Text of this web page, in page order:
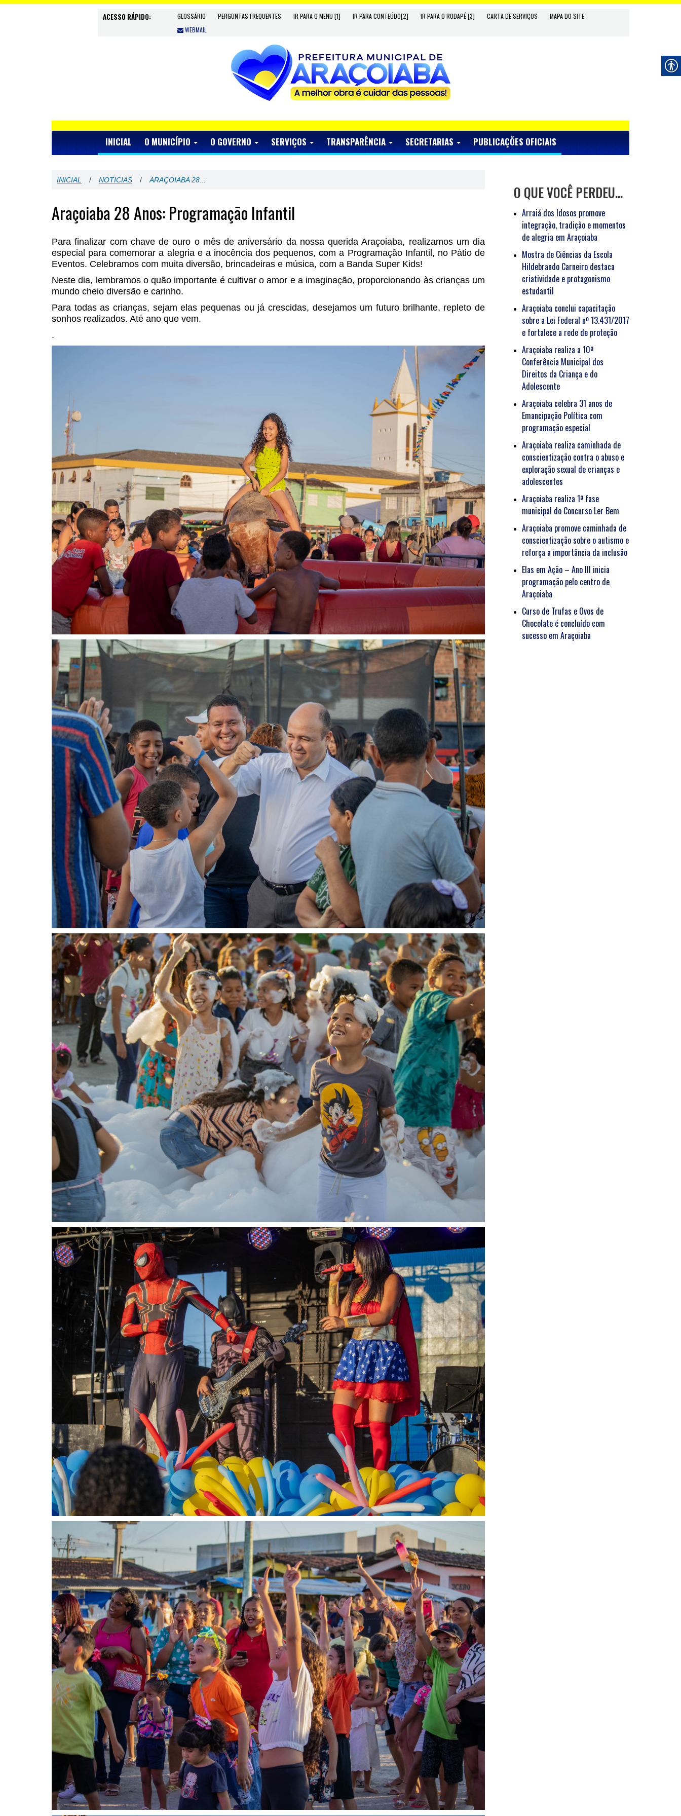
ACESSO RÁPIDO: GLOSSÁRIO PERGUNTAS FREQUENTES IR PARA O MENU [1] IR PARA CONTEÚDO[2] IR PARA O RODAPÉ [3] CARTA DE SERVIÇOS
MAPA DO SITE
WEBMAIL
INICIAL O MUNICÍPIO O GOVERNO SERVIÇOS TRANSPARÊNCIA SECRETARIAS PUBLICAÇÕES OFICIAIS
INICIAL / NOTICIAS / ARAÇOIABA 28...
Araçoiaba 28 Anos: Programação Infantil
Para finalizar com chave de ouro o mês de aniversário da nossa querida Araçoiaba, realizamos um dia
especial para comemorar a alegria e a inocência dos pequenos, com a Programação Infantil, no Pátio de
Eventos. Celebramos com muita diversão, brincadeiras e música, com a Banda Super Kids!
Neste dia, lembramos o quão importante é cultivar o amor e a imaginação, proporcionando às crianças um
mundo cheio diversão e carinho.
Para todas as crianças, sejam elas pequenas ou já crescidas, desejamos um futuro brilhante, repleto de
sonhos realizados. Até ano que vem.
.
O QUE VOCÊ PERDEU…
Arraiá dos Idosos promove
integração, tradição e momentos
de alegria em Araçoiaba
Mostra de Ciências da Escola
Hildebrando Carneiro destaca
criatividade e protagonismo
estudantil
Araçoiaba conclui capacitação
sobre a Lei Federal nº 13.431/2017
e fortalece a rede de proteção
Araçoiaba realiza a 10ª
Conferência Municipal dos
Direitos da Criança e do
Adolescente
Araçoiaba celebra 31 anos de
Emancipação Política com
programação especial
Araçoiaba realiza caminhada de
conscientização contra o abuso e
exploração sexual de crianças e
adolescentes
Araçoiaba realiza 1ª fase
municipal do Concurso Ler Bem
Araçoiaba promove caminhada de
conscientização sobre o autismo e
reforça a importância da inclusão
Elas em Ação – Ano III inicia
programação pelo centro de
Araçoiaba
Curso de Trufas e Ovos de
Chocolate é concluído com
sucesso em Araçoiaba